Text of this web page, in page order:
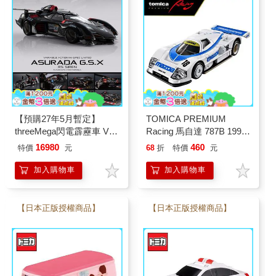
【預購27年5月暫定】
threeMega閃電霹靂車 VA
Hi-SPEC UNITED 阿斯拉
定
特價 16980 元
加入購物車
TOMICA PREMIUM
Racing 馬自達 787B 1991
Le Mans 24th NO.18 玩具
68 折 特價 460 元
加入購物車
【日本正版授權商品】 【日本正版授權商品】